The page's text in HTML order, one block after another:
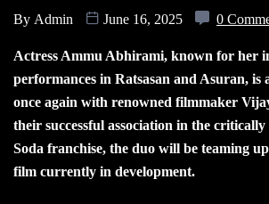
By Admin June 16, 2025 0
Actress Ammu Abhirami, known for her
performances in Ratsasan and Asuran, is
once again with renowned filmmaker
their successful association in the
Soda franchise, the duo will be teaming
film currently in development.